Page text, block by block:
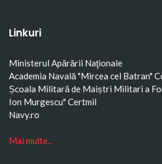
Linkuri
Ministerul Apărării Naţionale
Academia Navală "Mircea cel Batran"
Școala Militară de Maiștri Militari a
Ion Murgescu" Certmil
Navy.ro
Mai multe..